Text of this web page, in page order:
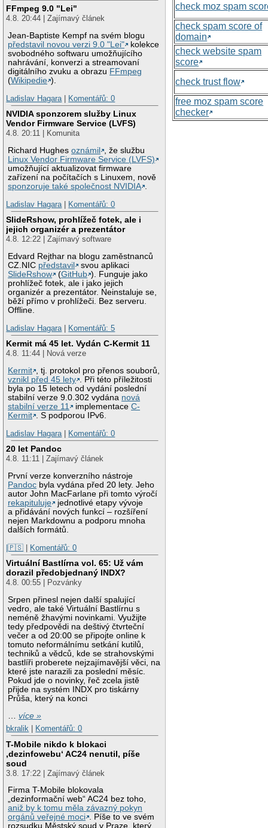
FFmpeg 9.0 "Lei"
4.8. 20:44 | Zajímavý článek
Jean-Baptiste Kempf na svém blogu
představil novou verzi 9.0 "Lei"
kolekce
svobodného softwaru umožňujícího
nahrávání, konverzi a streamovaní
digitálního zvuku a obrazu FFmpeg
(Wikipedie ).
Ladislav Hagara
Komentářů: 0
NVIDIA sponzorem služby Linux
Vendor Firmware Service (LVFS)
4.8. 20:11 | Komunita
Richard Hughesoznámil
, že službu
Linux Vendor Firmware Service (LVFS)
umožňující aktualizovat firmware
zařízení na počítačích s Linuxem, nově
sponzoruje také společnost NVIDIA .
Ladislav Hagara | Komentářů: 0
SlideRshow, prohlížeč fotek, ale i
jejich organizér a prezentátor
4.8. 12:22 | Zajímavý software
Edvard Rejthar na blogu zaměstnanců
CZ.NIC představil
svou aplikaci
SlideRshow
(GitHub ). Funguje jako
prohlížeč fotek, ale i jako jejich
organizér a prezentátor. Neinstaluje se,
běží přímo v prohlížeči. Bez serveru.
Offline.
Ladislav Hagara | Komentářů: 5
Kermit má 45 let. Vydán C-Kermit 11
4.8. 11:44 | Nová verze
Kermit , tj. protokol pro přenos souborů,
vznikl před 45 lety . Při této příležitosti
byla po 15 letech od vydání poslední
stabilní verze 9.0.302 vydána nová
stabilní verze 11
implementaceC-
Kermit . S podporou IPv6.
Ladislav Hagara | Komentářů: 0
20 let Pandoc
4.8. 11:11 | Zajímavý článek
První verze konverzního nástroje
Pandoc byla vydána před 20 lety. Jeho
autor John MacFarlane při tomto výročí
rekapituluje
jednotlivé etapy vývoje
a přidávání nových funkcí – rozšíření
nejen Markdownu a podporu mnoha
dalších formátů.
|🇵🇸 | Komentářů: 0
Virtuální Bastlírna vol. 65: Už vám
dorazil předobjednaný INDX?
4.8. 00:55 | Pozvánky
Srpen přinesl nejen další spalující
vedro, ale také Virtuální Bastlírnu s
neméně žhavými novinkami. Využijte
tedy předpovědi na deštivý čtvrteční
večer a od 20:00 se připojte online k
tomuto neformálnímu setkání kutilů,
techniků a vědců, kde se strahovskými
bastlíři proberete nejzajímavější věci, na
které jste narazili za poslední měsíc.
Pokud jde o novinky, řeč zcela jistě
přijde na systém INDX pro tiskárny
Průša, který na konci
…více »
bkralik
Komentářů: 0
T-Mobile nikdo k blokaci
‚dezinfowebu‘ AC24 nenutil, píše
soud
3.8. 17:22 | Zajímavý článek
Firma T-Mobile blokovala
„dezinformační web“ AC24 bez toho,
aniž by k tomu měla závazný pokyn
orgánů veřejné moci . Píše to ve svém
rozsudku Městský soud v Praze, který
check moz spam
check spam score of
domain
check website spam
score
check trust flow
free moz spam score
checker